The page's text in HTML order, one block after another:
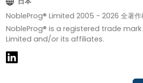
NobleProg® Limited 2005 - 2026 全著
NobleProg® is a registered trade
Limited and/or its affiliates.